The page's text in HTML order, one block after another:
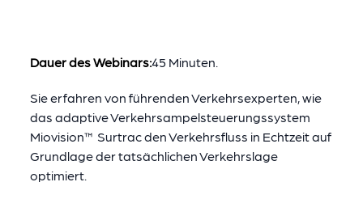
Dauer des Webinars:45 Minuten.
Sie erfahren von führenden Verkehrsexperten, wie
das adaptive Verkehrsampelsteuerungssystem
Miovision™ Surtrac den Verkehrsfluss in Echtzeit auf
Grundlage der tatsächlichen Verkehrslage
optimiert.